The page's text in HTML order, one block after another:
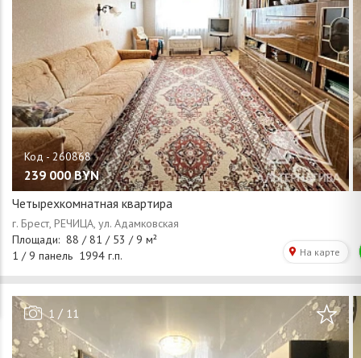
239 000 BYN
Четырехкомнатная квартира
1 / 11